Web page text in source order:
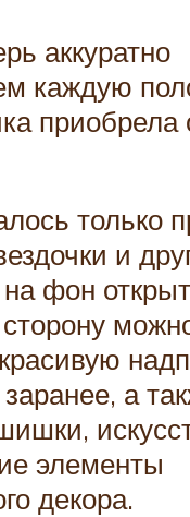
аккуратно
каждую
только
и
фон
а
элементы
декора.